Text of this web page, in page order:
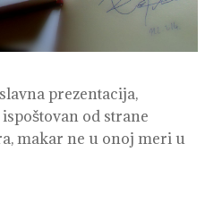
prezentacija,
od strane
makar ne u onoj meri u